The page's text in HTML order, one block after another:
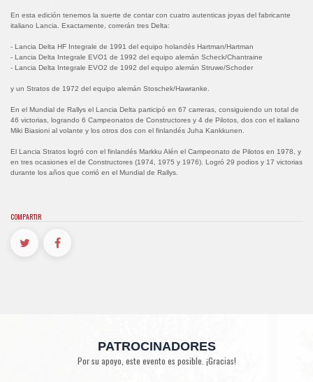
En esta edición tenemos la suerte de contar con cuatro autenticas joyas del fabricante
italiano Lancia. Exactamente, correrán tres Delta:
- Lancia Delta HF Integrale de 1991 del equipo holandés Hartman/Hartman
- Lancia Delta Integrale EVO1 de 1992 del equipo alemán Scheck/Chantraine
- Lancia Delta Integrale EVO2 de 1992 del equipo alemán Struwe/Schoder
y un Stratos de 1972 del equipo alemán Stoschek/Hawranke.
En el Mundial de Rallys el Lancia Delta participó en 67 carreras, consiguiendo un total de
46 victorias, logrando 6 Campeonatos de Constructores y 4 de Pilotos, dos con el italiano
Miki Biasioni al volante y los otros dos con el finlandés Juha Kankkunen.
El Lancia Stratos logró con el finlandés Markku Alén el Campeonato de Pilotos en 1978, y
en tres ocasiones el de Constructores (1974, 1975 y 1976). Logró 29 podios y 17 victorias
durante los años que corrió en el Mundial de Rallys.
COMPARTIR
PATROCINADORES
Por su apoyo, este evento es posible. ¡Gracias!